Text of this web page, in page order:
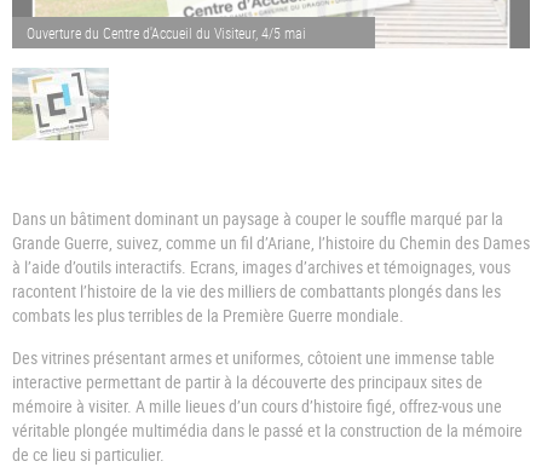
Ouverture du Centre d'Accueil du Visiteur, 4/5 mai
Dans un bâtiment dominant un paysage à couper le souffle marqué par la
Grande Guerre, suivez, comme un fil d’Ariane, l’histoire du Chemin des Dames
à l’aide d’outils interactifs. Ecrans, images d’archives et témoignages, vous
racontent l’histoire de la vie des milliers de combattants plongés dans les
combats les plus terribles de la Première Guerre mondiale.
Des vitrines présentant armes et uniformes, côtoient une immense table
interactive permettant de partir à la découverte des principaux sites de
mémoire à visiter. A mille lieues d’un cours d’histoire figé, offrez-vous une
véritable plongée multimédia dans le passé et la construction de la mémoire
de ce lieu si particulier.